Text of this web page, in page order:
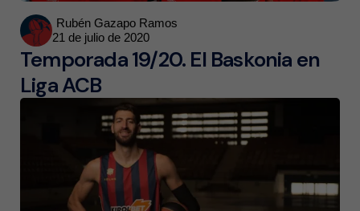
Posted
by
Rubén Gazapo Ramos
21 de julio de 2020
Temporada 19/20. El Baskonia en
Liga ACB